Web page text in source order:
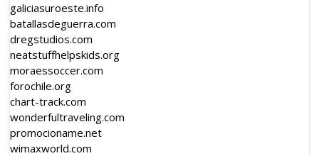
galiciasuroeste.info
batallasdeguerra.com
dregstudios.com
neatstuffhelpskids.org
moraessoccer.com
forochile.org
chart-track.com
wonderfultraveling.com
promocioname.net
wimaxworld.com